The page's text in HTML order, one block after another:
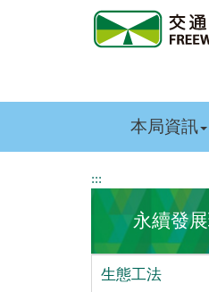
容
本局資訊
:::
永續發
生態工法